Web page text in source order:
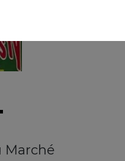
Marché